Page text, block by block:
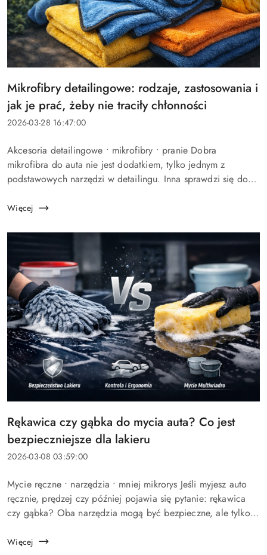
Tytuł
artykułu:
Mikrofibry detailingowe: rodzaje, zastosowania i
jak je prać, żeby nie traciły chłonności
Data
2026-03-28 16:47:00
Treść
artykułu:
Akcesoria detailingowe • mikrofibry • pranie Dobra
mikrofibra do auta nie jest dodatkiem, tylko jednym z
podstawowych narzędzi w detailingu. Inna sprawdzi się do
detailera czy osusza...
Więcej
Tytuł
artykułu:
Rękawica czy gąbka do mycia auta? Co jest
bezpieczniejsze dla lakieru
Data
2026-03-08 03:59:00
Treść
artykułu:
Mycie ręczne • narzędzia • mniej mikrorys Jeśli myjesz auto
ręcznie, prędzej czy później pojawia się pytanie: rękawica
czy gąbka? Oba narzędzia mogą być bezpieczne, ale tylko
la...
Więcej